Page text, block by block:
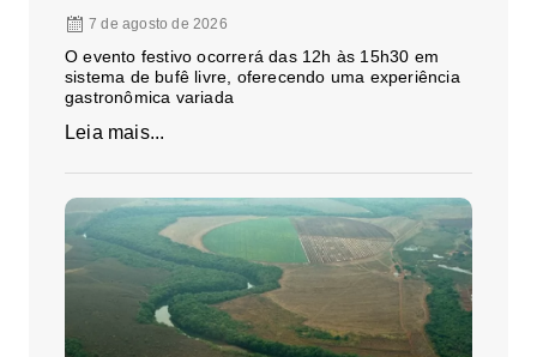
7 de agosto de 2026
O evento festivo ocorrerá das 12h às 15h30 em
sistema de bufê livre, oferecendo uma experiência
gastronômica variada
Leia mais...